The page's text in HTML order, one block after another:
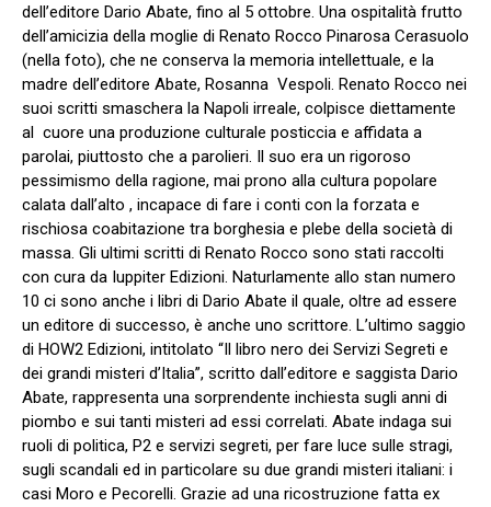
dell’editore Dario Abate, fino al 5 ottobre. Una ospitalità frutto
dell’amicizia della moglie di Renato Rocco Pinarosa Cerasuolo
(nella foto), che ne conserva la memoria intellettuale, e la
madre dell’editore Abate, Rosanna Vespoli. Renato Rocco nei
suoi scritti smaschera la Napoli irreale, colpisce diettamente
al cuore una produzione culturale posticcia e affidata a
parolai, piuttosto che a parolieri. Il suo era un rigoroso
pessimismo della ragione, mai prono alla cultura popolare
calata dall’alto , incapace di fare i conti con la forzata e
rischiosa coabitazione tra borghesia e plebe della società di
massa. Gli ultimi scritti di Renato Rocco sono stati raccolti
con cura da Iuppiter Edizioni. Naturlamente allo stan numero
10 ci sono anche i libri di Dario Abate il quale, oltre ad essere
un editore di successo, è anche uno scrittore. L’ultimo saggio
di HOW2 Edizioni, intitolato “Il libro nero dei Servizi Segreti e
dei grandi misteri d’Italia”, scritto dall’editore e saggista Dario
Abate, rappresenta una sorprendente inchiesta sugli anni di
piombo e sui tanti misteri ad essi correlati. Abate indaga sui
ruoli di politica, P2 e servizi segreti, per fare luce sulle stragi,
sugli scandali ed in particolare su due grandi misteri italiani: i
casi Moro e Pecorelli. Grazie ad una ricostruzione fatta ex